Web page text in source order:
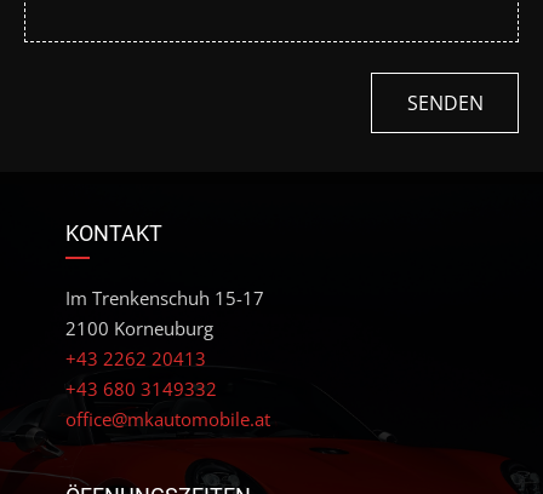
SENDEN
KONTAKT
Im Trenkenschuh 15-17
2100 Korneuburg
+43 2262 20413
+43 680 3149332
office@mkautomobile.at